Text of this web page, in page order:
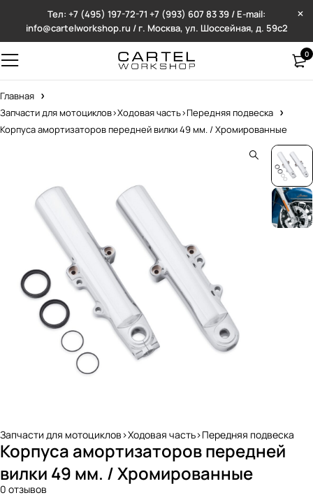
Тел: +7 (495) 197-72-71 +7 (993) 607 83 39 / E-mail:
info@cartelworkshop.ru / г. Москва, ул. Шоссейная, д. 59с2
0
Главная
Запчасти для мотоциклов>Ходовая часть>Передняя подвеска
Корпуса амортизаторов передней вилки 49 мм. / Хромированные
Запчасти для мотоциклов>Ходовая часть>Передняя подвеска
Корпуса амортизаторов передней
вилки 49 мм. / Хромированные
0 отзывов